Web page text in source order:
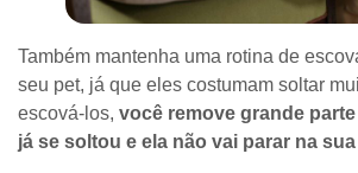
Também mantenha uma rotina de
seu pet, já que eles costumam soltar
escová-los, você remove grande
já se soltou e ela não vai parar na